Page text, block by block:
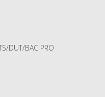
DUT/BAC PRO